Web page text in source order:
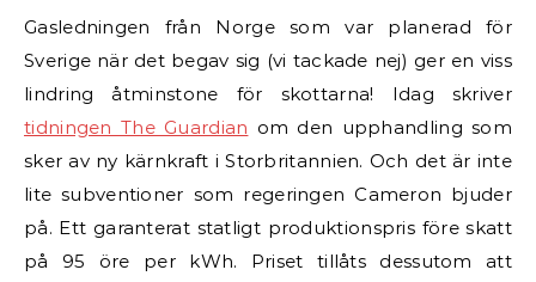
Gasledningen från Norge som var planerad för
Sverige när det begav sig (vi tackade nej) ger en viss
lindring åtminstone för skottarna! Idag skriver
tidningen The Guardian om den upphandling som
sker av ny kärnkraft i Storbritannien. Och det är inte
lite subventioner som regeringen Cameron bjuder
på. Ett garanterat statligt produktionspris före skatt
på 95 öre per kWh. Priset tillåts dessutom att